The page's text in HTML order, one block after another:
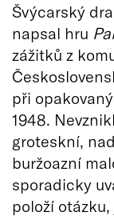
Švýcarský
napsal hru
zážitků z
při
1948.
groteskní,
buržoazní
sporadicky
položí